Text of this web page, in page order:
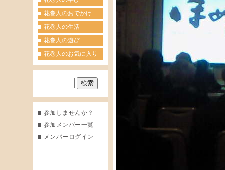
花巻人のおでかけ
花巻人の生活
花巻人の遊び
花巻人のお気に入り
参加しませんか？
参加メンバー一覧
メンバーログイン